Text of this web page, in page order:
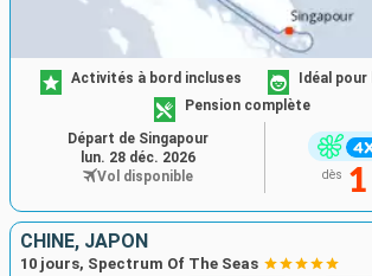
Activités à bord incluses
Idéal
Pension complète
dès
Départ de Singapour
lun. 28 déc. 2026
Vol disponible
CHINE, JAPON
10 jours, Spectrum Of The Seas